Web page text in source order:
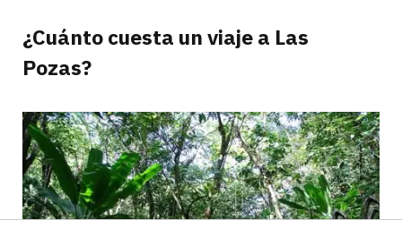
¿Cuánto cuesta un viaje a Las
Pozas?